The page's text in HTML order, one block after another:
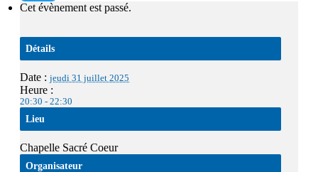
Cet évènement est passé.
Détails
Date : jeudi 31 juillet 2025
Heure :
20:30 - 22:30
Lieu
Chapelle Sacré Coeur
Organisateur